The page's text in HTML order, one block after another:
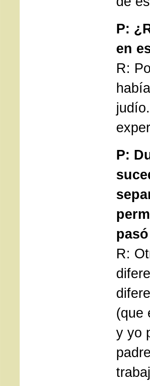
P:
en
R:
P:
R:
(que
y yo